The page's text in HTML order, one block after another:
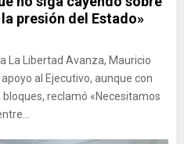
presión del Estado»
La Libertad Avanza, Mauricio
al Ejecutivo, aunque con
reclamó «Necesitamos